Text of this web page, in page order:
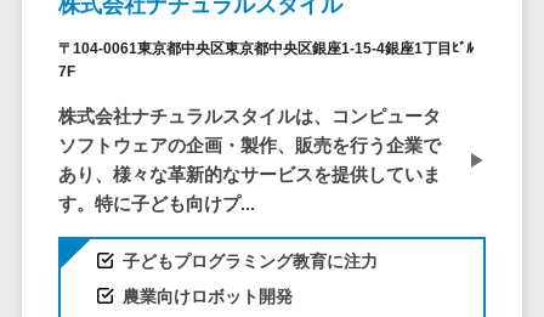
株主総会ツール>
ISMS管理ツール>
リーガルリサーチサービス>
安否確認サービス>
クラウドPBX>
オンラインアシスタント>
会議室予約システム>
事業戦略
マーケテ
Webマーケ
ティング
インフルエ
ンサーマー
ケティング
コンテンツ
マーケティ
財務
テム
Web請求書シ
ステム
帳票発行サー
ビス
ービス
101～200万
201～300万
円
301～500万
501～1000
〒104-0061東京都中央区東京都中央区銀座1-15-4銀座1丁目ﾋﾞﾙ
7F
株式会社ナチュラルスタイルは、コンピュータ
ソフトウェアの企画・製作、販売を行う企業で
あり、様々な革新的なサービスを提供していま
す。特に子ども向けプ...
子どもプログラミング教育に注力
農業向けロボット開発